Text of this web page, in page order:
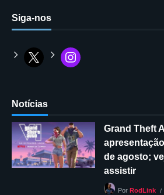
Siga-nos
Notícias
Grand Theft
de agosto;
assistir
Por RodLink